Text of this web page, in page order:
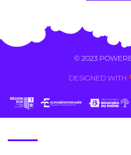
© 2023
DESIGNED WITH